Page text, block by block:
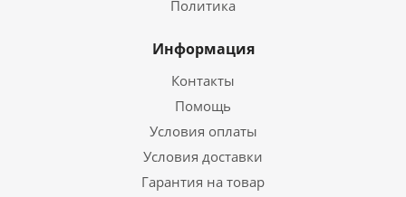
Политика
Информация
Контакты
Помощь
Условия оплаты
Условия доставки
Гарантия на товар